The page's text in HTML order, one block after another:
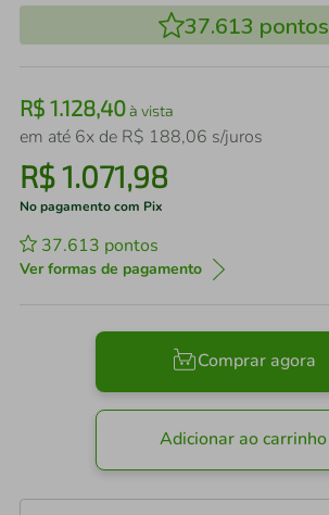
37.613 pontos
R$ 1.128,40à vista
em até 6x de R$ 188,06 s/juros
R$1.071,98
No pagamento com Pix
37.613 pontos
Ver formas de pagamento
Comprar agora
Adicionar ao carrinho